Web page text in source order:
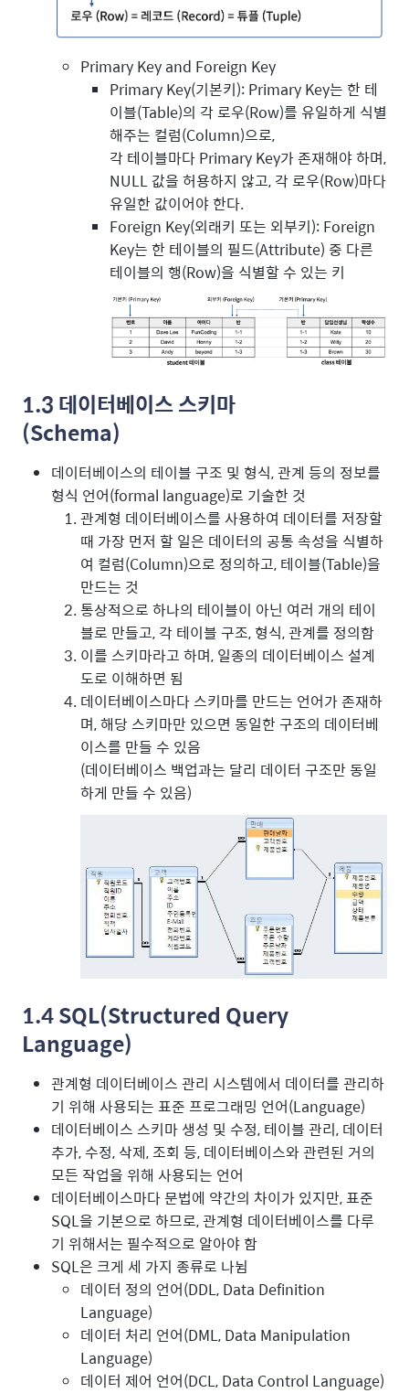
Primary Key and Foreign Key
Primary Key(기본키): Primary Key는 한 테
이블(Table)의 각 로우(Row)를 유일하게 식별
해주는 컬럼(Column)으로,
각 테이블마다 Primary Key가 존재해야 하며,
NULL 값을 허용하지 않고, 각 로우(Row)마다
유일한 값이어야 한다.
Foreign Key(외래키 또는 외부키): Foreign
Key는 한 테이블의 필드(Attribute) 중 다른
테이블의 행(Row)을 식별할 수 있는 키
1.3 데이터베이스 스키마
(Schema)
데이터베이스의 테이블 구조 및 형식, 관계 등의 정보를
형식 언어(formal language)로 기술한 것
관계형 데이터베이스를 사용하여 데이터를 저장할
때 가장 먼저 할 일은 데이터의 공통 속성을 식별하
여 컬럼(Column)으로 정의하고, 테이블(Table)을
만드는 것
통상적으로 하나의 테이블이 아닌 여러 개의 테이
블로 만들고, 각 테이블 구조, 형식, 관계를 정의함
이를 스키마라고 하며, 일종의 데이터베이스 설계
도로 이해하면 됨
데이터베이스마다 스키마를 만드는 언어가 존재하
며, 해당 스키마만 있으면 동일한 구조의 데이터베
이스를 만들 수 있음
(데이터베이스 백업과는 달리 데이터 구조만 동일
하게 만들 수 있음)
1.4 SQL(Structured Query
Language)
관계형 데이터베이스 관리 시스템에서 데이터를 관리하
기 위해 사용되는 표준 프로그래밍 언어(Language)
데이터베이스 스키마 생성 및 수정, 테이블 관리, 데이터
추가, 수정, 삭제, 조회 등, 데이터베이스와 관련된 거의
모든 작업을 위해 사용되는 언어
데이터베이스마다 문법에 약간의 차이가 있지만, 표준
SQL을 기본으로 하므로, 관계형 데이터베이스를 다루
기 위해서는 필수적으로 알아야 함
SQL은 크게 세 가지 종류로 나뉨
데이터 정의 언어(DDL, Data Definition
Language)
데이터 처리 언어(DML, Data Manipulation
Language)
데이터 제어 언어(DCL, Data Control Language)